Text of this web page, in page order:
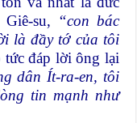
su, “con bác
là đầy tớ của tôi
tức đáp lời ông lại
dân Ít-ra-en, tôi
tin mạnh như